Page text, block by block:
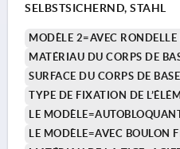
SELBSTSICHERND, STAHL
MODÈLE 2=AVEC RONDELLE
MATÉRIAU DU CORPS DE
SURFACE DU CORPS DE
TYPE DE FIXATION DE
LE
LE MODÈLE=AVEC BOULON